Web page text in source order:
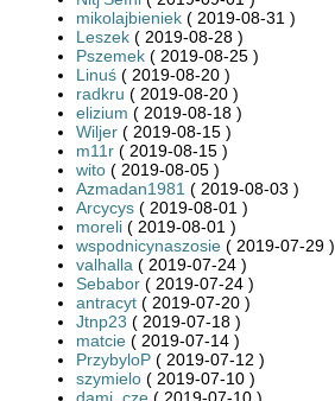
mikolajbieniek ( 2019-08-31 )
Leszek ( 2019-08-28 )
Pszemek ( 2019-08-25 )
Linuś ( 2019-08-20 )
radkru ( 2019-08-20 )
elizium ( 2019-08-18 )
Wiljer ( 2019-08-15 )
m11r ( 2019-08-15 )
wito ( 2019-08-05 )
Azmadan1981 ( 2019-08-03 )
Arcycys ( 2019-08-01 )
moreli ( 2019-08-01 )
wspodnicynaszosie ( 2019-07-29 )
valhalla ( 2019-07-24 )
Sebabor ( 2019-07-24 )
antracyt ( 2019-07-20 )
Jtnp23 ( 2019-07-18 )
matcie ( 2019-07-14 )
PrzybyloP ( 2019-07-12 )
szymielo ( 2019-07-10 )
dami_cze ( 2019-07-10 )